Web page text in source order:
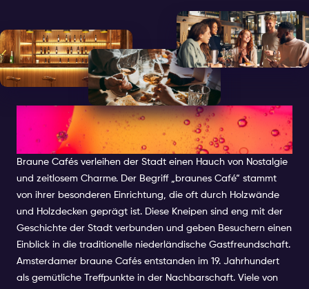
WAS SIND BRAUNE CAFÉS IN
AMSTERDAM?
Braune Cafés verleihen der Stadt einen Hauch von Nostalgie
und zeitlosem Charme. Der Begriff „braunes Café“ stammt
von ihrer besonderen Einrichtung, die oft durch Holzwände
und Holzdecken geprägt ist. Diese Kneipen sind eng mit der
Geschichte der Stadt verbunden und geben Besuchern einen
Einblick in die traditionelle niederländische Gastfreundschaft.
Amsterdamer braune Cafés entstanden im 19. Jahrhundert
als gemütliche Treffpunkte in der Nachbarschaft. Viele von